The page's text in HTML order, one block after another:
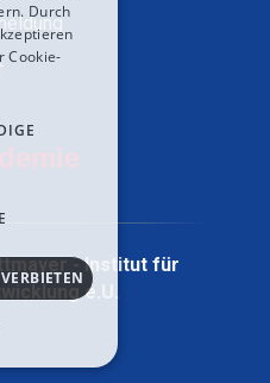
- Institut für
e.U.
Durch
Cookie-